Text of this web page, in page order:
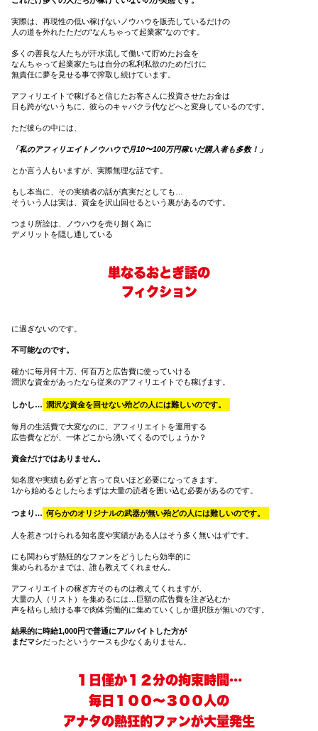
実際は、再現性の低い稼げないノウハウを販売しているだけの
人の道を外れたただの“なんちゃって起業家”なのです。
多くの善良な人たちが汗水流して働いて貯めたお金を
なんちゃって起業家たちは自分の私利私欲のためだけに
無責任に夢を見せる事で搾取し続けています。
アフィリエイトで稼げると信じたお客さんに投資させたお金は
日も跨がないうちに、彼らのキャバクラ代などへと変身しているのです。
ただ彼らの中には、
「私のアフィリエイトノウハウで月10〜100万円稼いだ購入者も多数！」
とか言う人もいますが、実際無理な話です。
もし本当に、その実績者の話が真実だとしても…
そういう人は実は、資金を沢山回せるという裏があるのです。
つまり所詮は、ノウハウを売り捌く為に
デメリットを隠し通している
単なるおとぎ話の
フィクション
に過ぎないのです。
不可能なのです。
確かに毎月何十万、何百万と広告費に使っていける
潤沢な資金があったなら従来のアフィリエイトでも稼げます。
しかし… 潤沢な資金を回せない殆どの人には難しいのです。
毎月の生活費で大変なのに、アフィリエイトを運用する
広告費などが、一体どこから湧いてくるのでしょうか？
資金だけではありません。
知名度や実績も必ずと言って良いほど必要になってきます。
1から始めるとしたらまずは大量の読者を囲い込む必要があるのです。
つまり… 何らかのオリジナルの武器が無い殆どの人には難しいのです。
人を惹きつけられる知名度や実績がある人はそう多く無いはずです。
にも関わらず熱狂的なファンをどうしたら効率的に
集められるかまでは、誰も教えてくれません。
アフィリエイトの稼ぎ方そのものは教えてくれますが、
大量の人（リスト）を集めるには…巨額の広告費を注ぎ込むか
声を枯らし続ける事で肉体労働的に集めていくしか選択肢が無いのです。
結果的に時給1,000円で普通にアルバイトした方が
まだマシだったというケースも少なくありません。
１日僅か１２分の拘束時間…
毎日１００〜３００人の
アナタの熱狂的ファンが大量発生